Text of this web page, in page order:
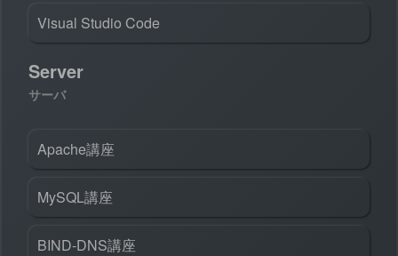
Visual Studio Code
Server
サーバ
Apache講座
MySQL講座
BIND-DNS講座